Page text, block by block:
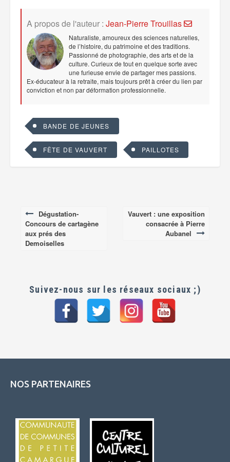
A propos de l'auteur : Jean-Pierre Trouillas
Naturaliste, amoureux des sciences naturelles,
de l’histoire, du patrimoine et des traditions.
Passionné de photographie, des arts et de la
culture. Curieux de tout en quelque sorte avec
une furieuse envie de partager mes passions.
Ex-éducateur à la retraite, mais toujours prêt à créer du lien par
conviction et non par déformation professionnelle.
BANDE DE JEUNES
FÊTE DE VAUVERT PAILLOTES
Post
navigation
Dégustation-
Concours de cartagène
aux prés des
Demoiselles
Vauvert : une exposition
consacrée à Pierre
Aubanel
Suivez-nous sur les réseaux sociaux ;)
NOS PARTENAIRES